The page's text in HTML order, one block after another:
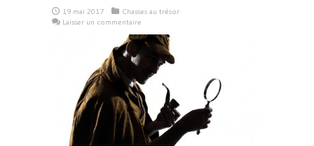
19 mai 2017
Chasses au trésor
Laisser un commentaire